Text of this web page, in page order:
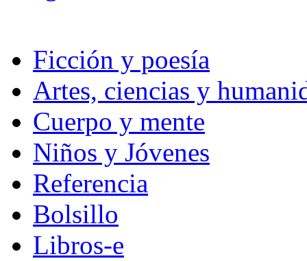
Ficción y poesía
Artes, ciencias y
Cuerpo y mente
Niños y Jóvenes
Referencia
Bolsillo
Libros-e